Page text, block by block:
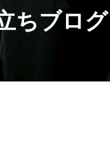
ちブログ